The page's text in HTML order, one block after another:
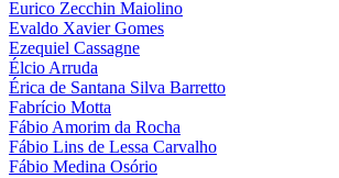
Eurico Zecchin Maiolino
Evaldo Xavier Gomes
Ezequiel Cassagne
Élcio Arruda
Érica de Santana Silva Barretto
Fabrício Motta
Fábio Amorim da Rocha
Fábio Lins de Lessa Carvalho
Fábio Medina Osório